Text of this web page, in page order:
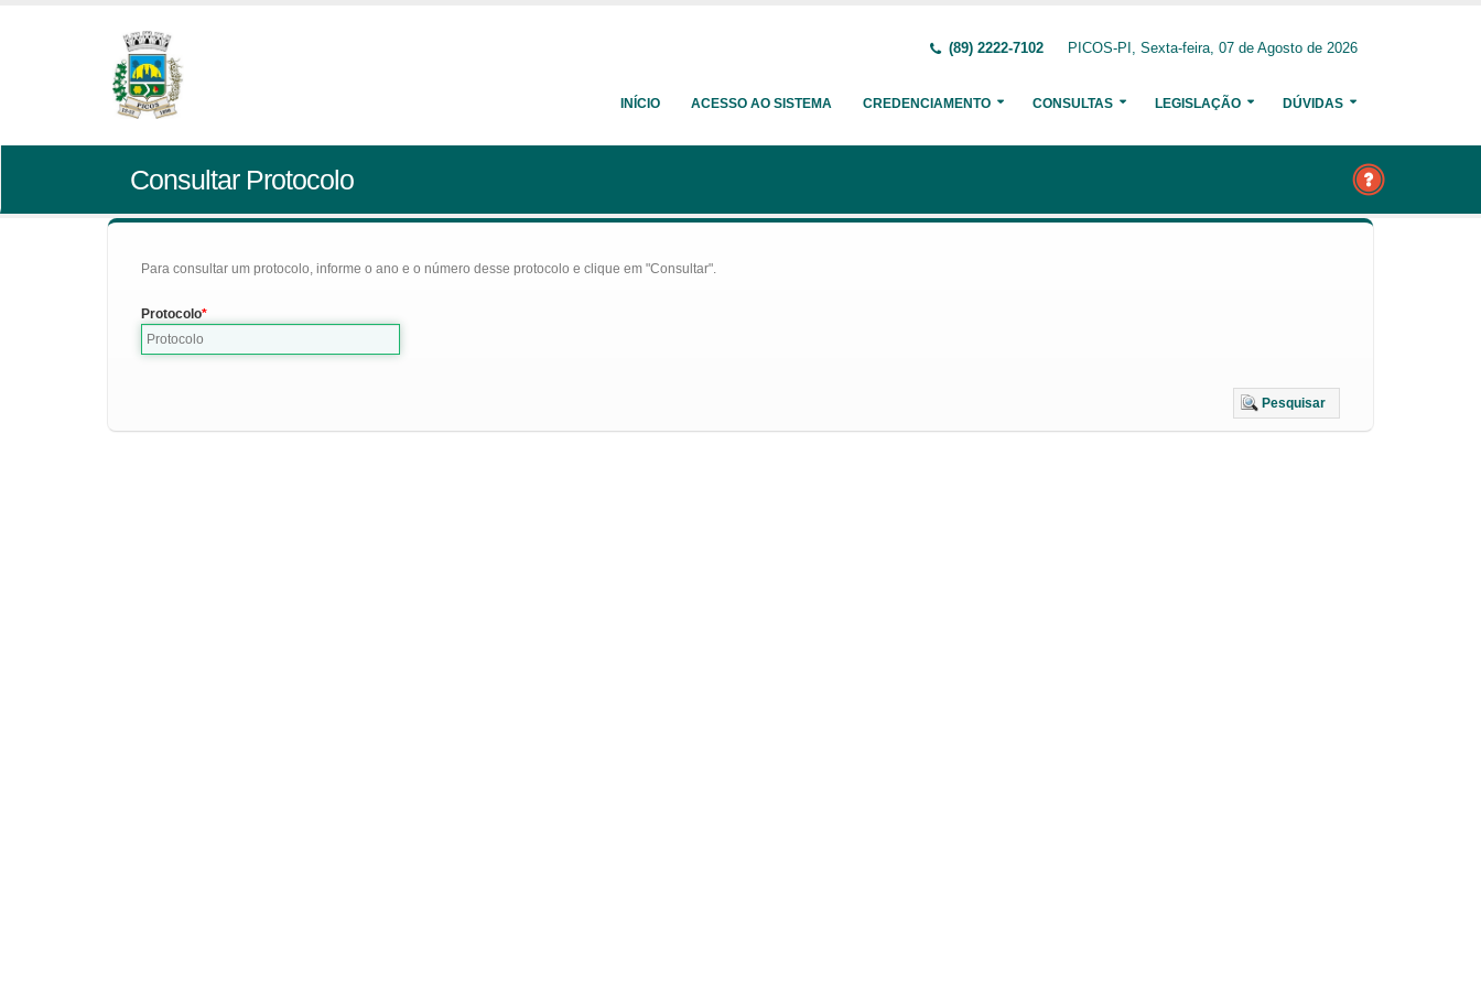
(89) 2222-7102 PICOS-PI, Sexta-feira, 07 de Agosto de 2026
INÍCIO ACESSO AO SISTEMA CREDENCIAMENTO CONSULTAS LEGISLAÇÃO DÚVIDAS
Consultar Protocolo
Para consultar um protocolo, informe o ano e o número desse protocolo e clique em "Consultar".
Protocolo
Pesquisar